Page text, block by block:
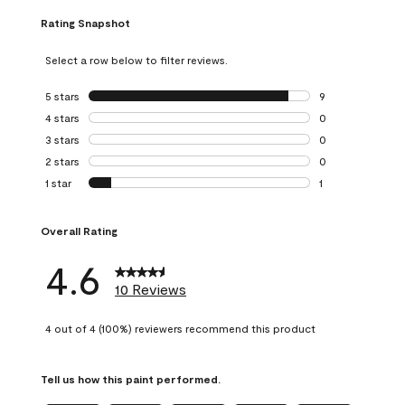
Rating Snapshot
Select a row below to filter reviews.
5 stars stars
9
9 reviews with 5
4 stars stars
0
0 reviews with 4
3 stars stars
0
0 reviews with 3
2 stars stars
0
0 reviews with 2
1 star stars
1
Overall Rating
4.6 10 Reviews
4 out of 4 (100%) reviewers recommend this product
Tell us how this paint performed.